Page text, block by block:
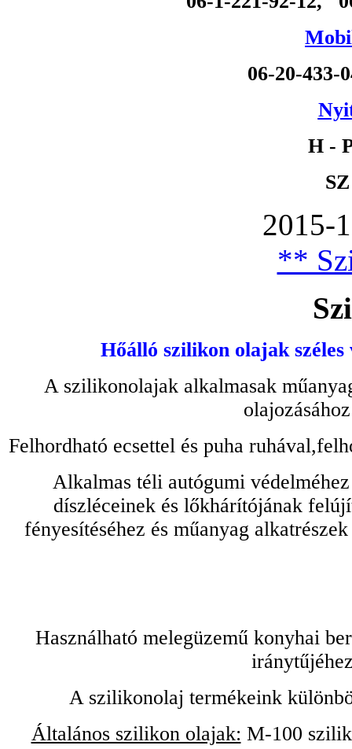
06-20-
H -
2015-
**
Hőálló szilikon olajak
A szilikonolajak alkalmasak
Felhordható ecsettel és puha
Alkalmas téli autógumi
díszléceinek és lőkhárítójának
fényesítéséhez és műanyag
Használható melegüzemű konyhai
A szilikonolaj termékeink
Általános szilikon olajak: M-100